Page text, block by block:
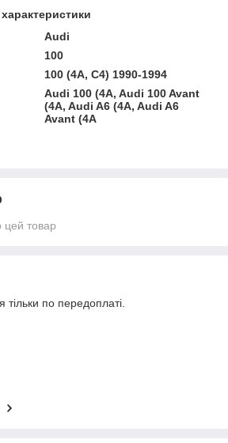
Audi
100
100 (4A, C4) 1990-1994
Audi 100 (4A, Audi 100 Avant
(4A, Audi A6 (4A, Audi A6
Avant (4A
цей товар
тільки по передоплаті.